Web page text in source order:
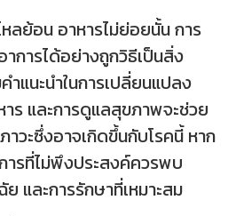
ลย้อน อาหารไม่ย่อยนั้น การ
การได้อย่างถูกวิธีเป็นสิ่ง
แนะนำในการเปลี่ยนแปลง
ร และการดูแลสุขภาพจะช่วย
วะซึ่งอาจเกิดขึ้นกับโรคนี้ หาก
รที่ไม่พึงประสงค์ควรพบ
และการรักษาที่เหมาะสม